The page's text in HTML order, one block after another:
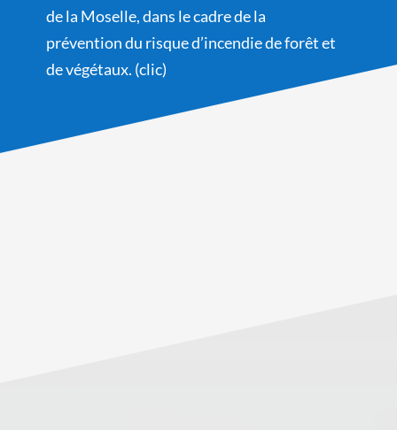
de la Moselle, dans le cadre de la
prévention du risque d’incendie de forêt et
de végétaux. (clic)